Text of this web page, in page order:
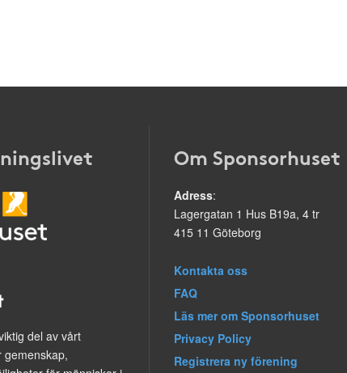
del av vårt
gemenskap,
Om Sponsorhuset
Adress:
Lagergatan 1 Hus B19a, 4 tr
415 11 Göteborg
Kontakta oss
FAQ
Läs mer om Sponsorhuset
Privacy Policy
Registrera ny förening